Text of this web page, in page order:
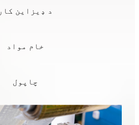
د ډیزاین کار
خام مواد
چاپول